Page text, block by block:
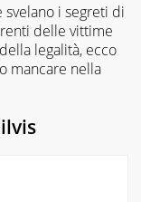
i segreti di
delle vittime
legalità, ecco
mancare nella